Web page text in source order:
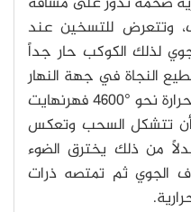
وتتعرض للتسخين عند
لذلك الكوكب حار جداً
النجاة في جهة النهار
اللاذع من الكوكب حين تكون الحرارة نحو °4600 فهرنهايت
أن تتشكل السحب وتعكس
من ذلك يخترق الضوء
الجوي ثم تمتصه ذرات